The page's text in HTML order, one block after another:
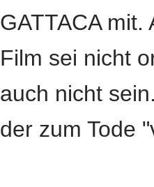
GATTACA
Film sei nicht
auch nicht
der zum Tode